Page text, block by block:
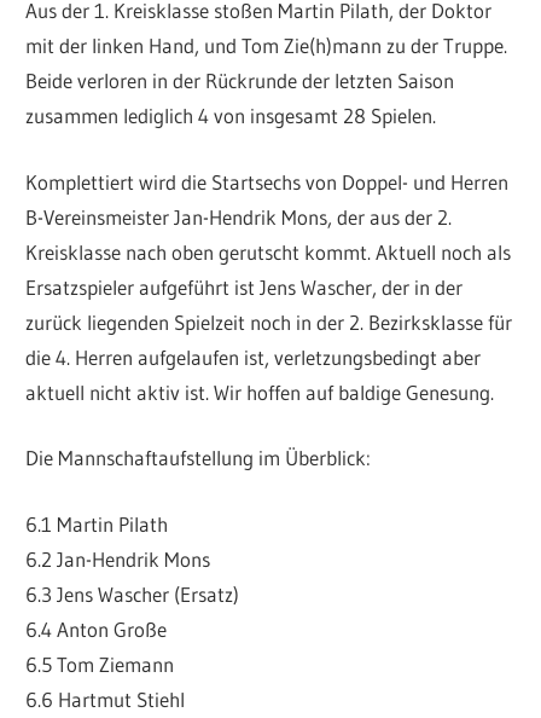
Aus der 1. Kreisklasse stoßen Martin Pilath, der Doktor
mit der linken Hand, und Tom Zie(h)mann zu der Truppe.
Beide verloren in der Rückrunde der letzten Saison
zusammen lediglich 4 von insgesamt 28 Spielen.
Komplettiert wird die Startsechs von Doppel- und Herren
B-Vereinsmeister Jan-Hendrik Mons, der aus der 2.
Kreisklasse nach oben gerutscht kommt. Aktuell noch als
Ersatzspieler aufgeführt ist Jens Wascher, der in der
zurück liegenden Spielzeit noch in der 2. Bezirksklasse für
die 4. Herren aufgelaufen ist, verletzungsbedingt aber
aktuell nicht aktiv ist. Wir hoffen auf baldige Genesung.
Die Mannschaftaufstellung im Überblick:
6.1 Martin Pilath
6.2 Jan-Hendrik Mons
6.3 Jens Wascher (Ersatz)
6.4 Anton Große
6.5 Tom Ziemann
6.6 Hartmut Stiehl